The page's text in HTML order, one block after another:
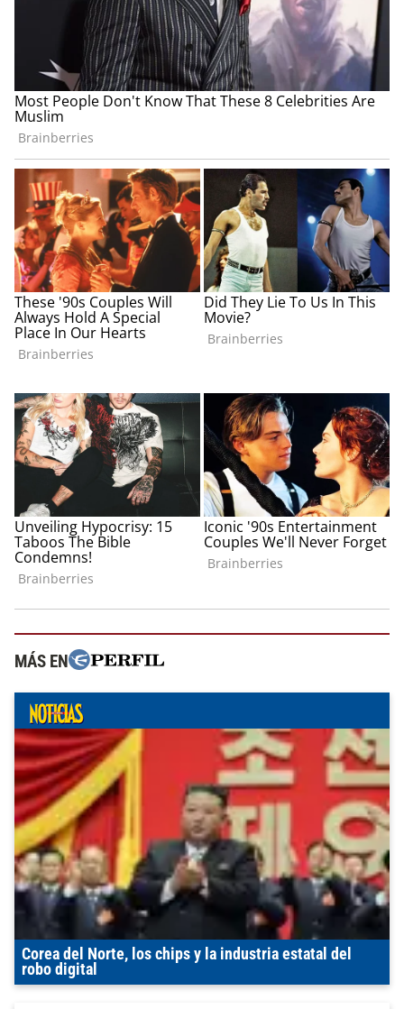
MÁS EN
Corea del Norte, los chips y la industria estatal del
robo digital